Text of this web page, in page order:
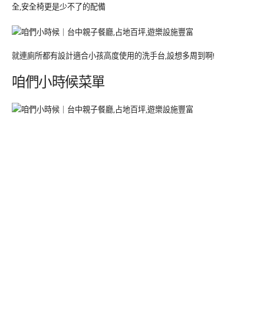
全,安全椅更是少不了的配備
就連廁所都有設計適合小孩高度使用的洗手台,設想多周到啊!
咱們小時候菜單